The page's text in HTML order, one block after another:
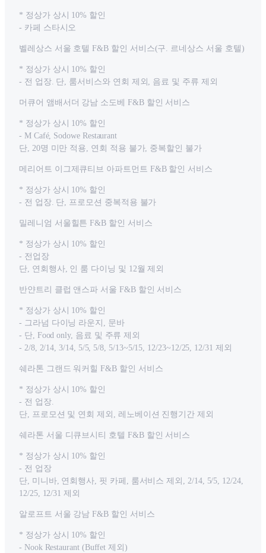
* 정상가 상시 10% 할인
- 카페 스타시오
벨레상스 서울 호텔 F&B 할인 서비스(구. 르네상스 서울 호텔)
* 정상가 상시 10% 할인
- 전 업장. 단, 룸서비스와 연회 제외, 음료 및 주류 제외
머큐어 앰배서더 강남 소도베 F&B 할인 서비스
* 정상가 상시 10% 할인
- M Café, Sodowe Restaurant
단, 20명 미만 적용, 연회 적용 불가, 중복할인 불가
메리어트 이그제큐티브 아파트먼트 F&B 할인 서비스
* 정상가 상시 10% 할인
- 전 업장. 단, 프로모션 중복적용 불가
밀레니엄 서울힐튼 F&B 할인 서비스
* 정상가 상시 10% 할인
- 전업장
단, 연회행사, 인 룸 다이닝 및 12월 제외
반얀트리 클럽 앤스파 서울 F&B 할인 서비스
* 정상가 상시 10% 할인
- 그라넘 다이닝 라운지, 문바
- 단, Food only, 음료 및 주류 제외
- 2/8, 2/14, 3/14, 5/5, 5/8, 5/13~5/15, 12/23~12/25, 12/31 제외
쉐라톤 그랜드 워커힐 F&B 할인 서비스
* 정상가 상시 10% 할인
- 전 업장.
단, 프로모션 및 연회 제외, 레노베이션 진행기간 제외
쉐라톤 서울 디큐브시티 호텔 F&B 할인 서비스
* 정상가 상시 10% 할인
- 전 업장
단, 미니바, 연회행사, 핏 카페, 룸서비스 제외, 2/14, 5/5, 12/24,
12/25, 12/31 제외
알로프트 서울 강남 F&B 할인 서비스
* 정상가 상시 10% 할인
- Nook Restaurant (Buffet 제외)